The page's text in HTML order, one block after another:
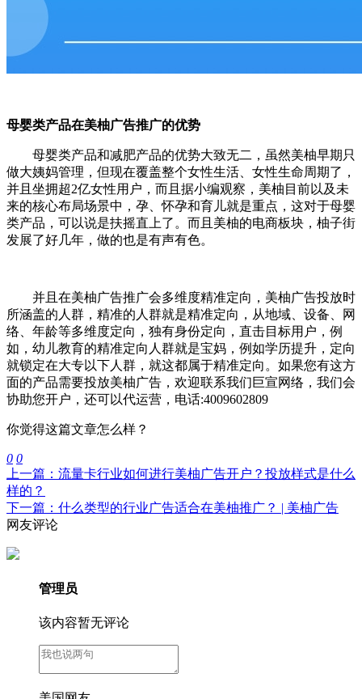
母婴类产品在美柚广告推广的优势
母婴类产品和减肥产品的优势大致无二，虽然美柚早期只
做大姨妈管理，但现在覆盖整个女性生活、女性生命周期了，
并且坐拥超2亿女性用户，而且据小编观察，美柚目前以及未
来的核心布局场景中，孕、怀孕和育儿就是重点，这对于母婴
类产品，可以说是扶摇直上了。而且美柚的电商板块，柚子街
发展了好几年，做的也是有声有色。
并且在美柚广告推广会多维度精准定向，美柚广告投放时
所涵盖的人群，精准的人群就是精准定向，从地域、设备、网
络、年龄等多维度定向，独有身份定向，直击目标用户，例
如，幼儿教育的精准定向人群就是宝妈，例如学历提升，定向
就锁定在大专以下人群，就这都属于精准定向。 如果您有这方
面的产品需要投放美柚广告，欢迎联系我们巨宣网络，我们会
协助您开户，还可以代运营，电话:4009602809
你觉得这篇文章怎么样？
0 0
上一篇：流量卡行业如何进行美柚广告开户？投放样式是什么
样的？
下一篇：什么类型的行业广告适合在美柚推广？ | 美柚广告
网友评论
管理员
该内容暂无评论